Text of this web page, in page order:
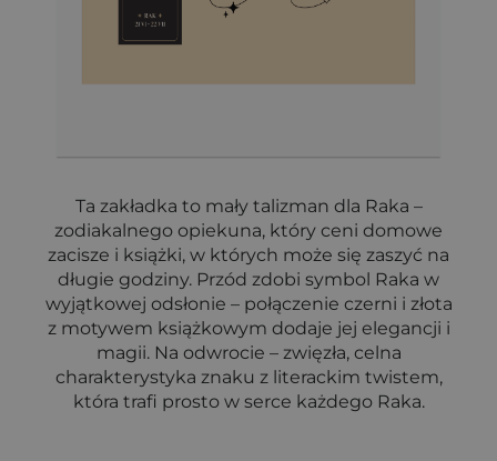
Ta zakładka to mały talizman dla Raka –
zodiakalnego opiekuna, który ceni domowe
zacisze i książki, w których może się zaszyć na
długie godziny. Przód zdobi symbol Raka w
wyjątkowej odsłonie – połączenie czerni i złota
z motywem książkowym dodaje jej elegancji i
magii. Na odwrocie – zwięzła, celna
charakterystyka znaku z literackim twistem,
która trafi prosto w serce każdego Raka.